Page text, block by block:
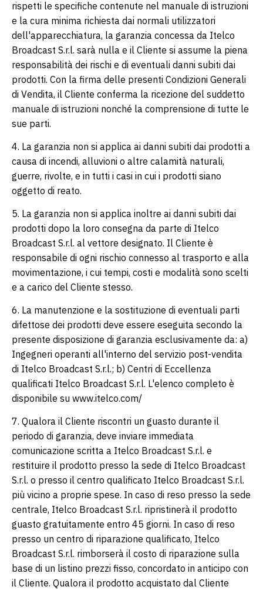
rispetti le specifiche contenute nel manuale di istruzioni
e la cura minima richiesta dai normali utilizzatori
dell'apparecchiatura, la garanzia concessa da Itelco
Broadcast S.r.l. sarà nulla e il Cliente si assume la piena
responsabilità dei rischi e di eventuali danni subiti dai
prodotti. Con la firma delle presenti Condizioni Generali
di Vendita, il Cliente conferma la ricezione del suddetto
manuale di istruzioni nonché la comprensione di tutte le
sue parti.
4. La garanzia non si applica ai danni subiti dai prodotti a
causa di incendi, alluvioni o altre calamità naturali,
guerre, rivolte, e in tutti i casi in cui i prodotti siano
oggetto di reato.
5. La garanzia non si applica inoltre ai danni subiti dai
prodotti dopo la loro consegna da parte di Itelco
Broadcast S.r.l. al vettore designato. Il Cliente è
responsabile di ogni rischio connesso al trasporto e alla
movimentazione, i cui tempi, costi e modalità sono scelti
e a carico del Cliente stesso.
6. La manutenzione e la sostituzione di eventuali parti
difettose dei prodotti deve essere eseguita secondo la
presente disposizione di garanzia esclusivamente da: a)
Ingegneri operanti all'interno del servizio post-vendita
di Itelco Broadcast S.r.l.; b) Centri di Eccellenza
qualificati Itelco Broadcast S.r.l. L'elenco completo è
disponibile su www.itelco.com/
7. Qualora il Cliente riscontri un guasto durante il
periodo di garanzia, deve inviare immediata
comunicazione scritta a Itelco Broadcast S.r.l. e
restituire il prodotto presso la sede di Itelco Broadcast
S.r.l. o presso il centro qualificato Itelco Broadcast S.r.l.
più vicino a proprie spese. In caso di reso presso la sede
centrale, Itelco Broadcast S.r.l. ripristinerà il prodotto
guasto gratuitamente entro 45 giorni. In caso di reso
presso un centro di riparazione qualificato, Itelco
Broadcast S.r.l. rimborserà il costo di riparazione sulla
base di un listino prezzi fisso, concordato in anticipo con
il Cliente. Qualora il prodotto acquistato dal Cliente